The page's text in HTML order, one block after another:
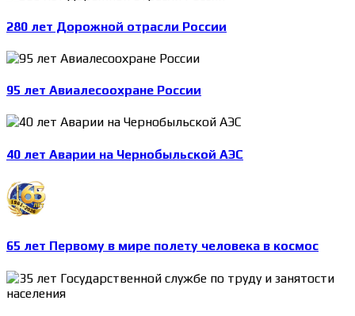
280 лет Дорожной отрасли России
95 лет Авиалесоохране России
40 лет Аварии на Чернобыльской АЭС
65 лет Первому в мире полету человека в космос